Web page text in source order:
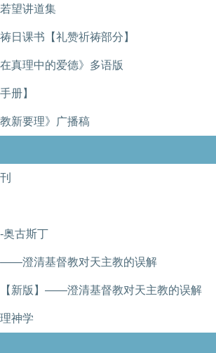
望讲道集
日课书【礼赞祈祷部分】
真理中的爱德》多语版
册】
教新要理》广播稿
奥古斯丁
——澄清基督教对天主教的误解
【新版】——澄清基督教对天主教的误解
神学